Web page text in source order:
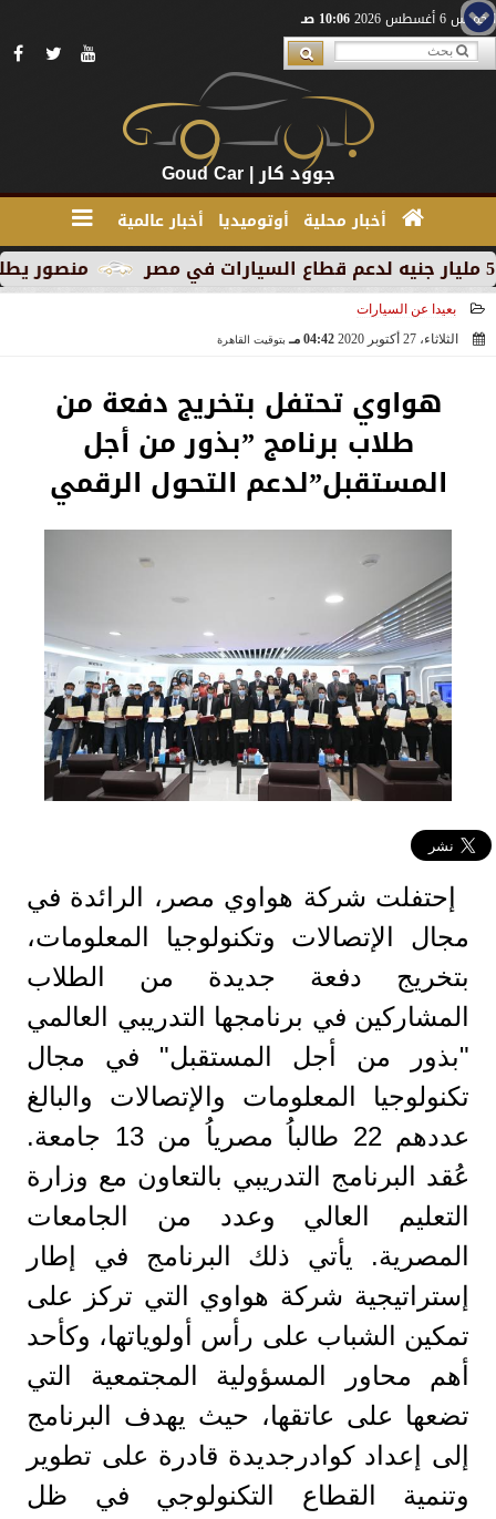
الخميس 6 أغسطس 2026 10:06 صـ
جوود كار | Goud Car
أخبار محلية أوتوميديا أخبار عالمية
منصور يطلق MG RX9 PHEV الجديدة كليًا في السوق المصري كأول سيارة Plug-in Hybrid من العلامة
بعيدا عن السيارات
الثلاثاء، 27 أكتوبر 2020
04:42 مـ بتوقيت القاهرة
هواوي تحتفل بتخريج دفعة من
طلاب برنامج ”بذور من أجل
المستقبل”لدعم التحول الرقمي
إحتفلت شركة هواوي مصر، الرائدة في
مجال الإتصالات وتكنولوجيا المعلومات،
بتخريج دفعة جديدة من الطلاب
المشاركين في برنامجها التدريبي العالمي
"بذور من أجل المستقبل" في مجال
تكنولوجيا المعلومات والإتصالات والبالغ
عددهم 22 طالباُ مصرياُ من 13 جامعة.
عُقد البرنامج التدريبي بالتعاون مع وزارة
التعليم العالي وعدد من الجامعات
المصرية. يأتي ذلك البرنامج في إطار
إستراتيجية شركة هواوي التي تركز على
تمكين الشباب على رأس أولوياتها، وكأحد
أهم محاور المسؤولية المجتمعية التي
تضعها على عاتقها، حيث يهدف البرنامج
إلى إعداد كوادرجديدة قادرة على تطوير
وتنمية القطاع التكنولوجي في ظل